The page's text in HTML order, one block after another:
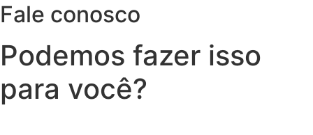
Fale conosco
Podemos fazer isso
para você?